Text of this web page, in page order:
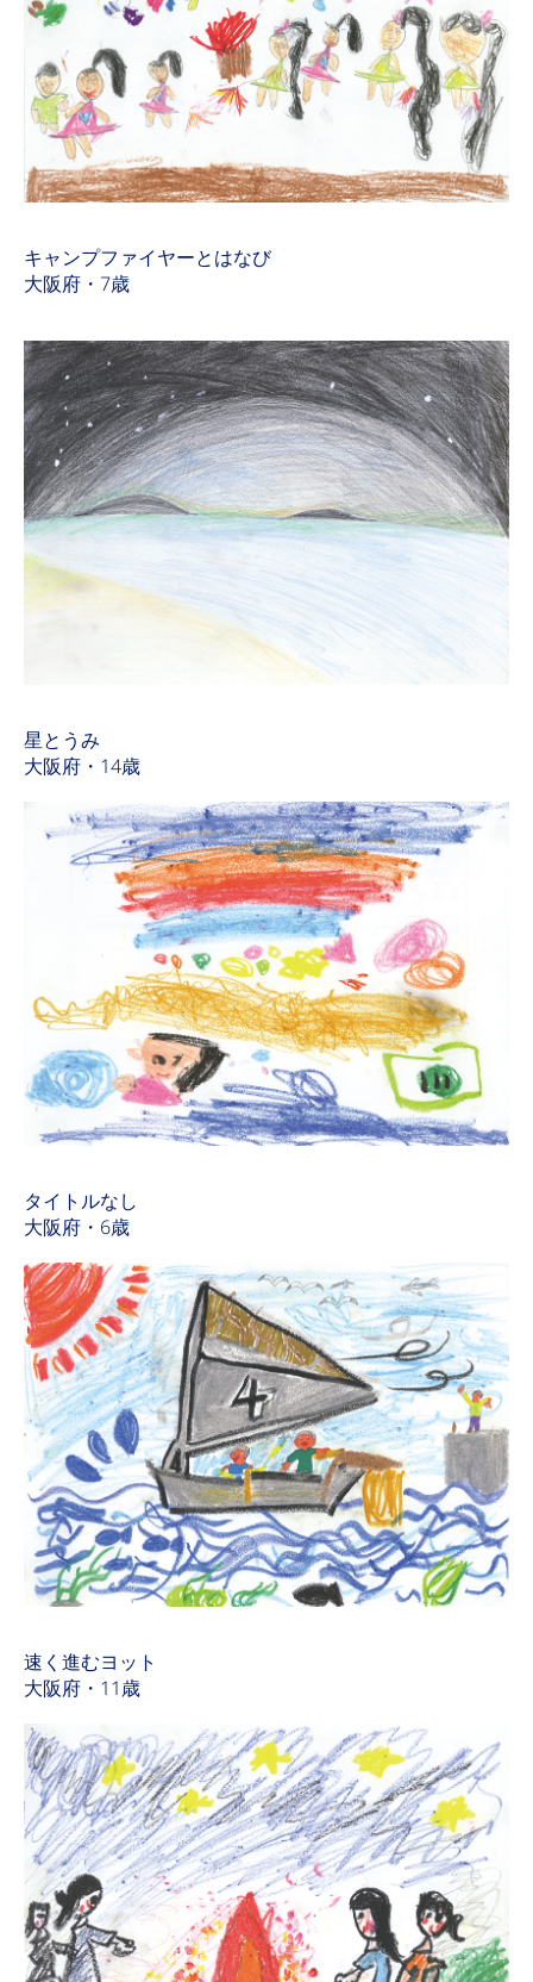
キャンプファイヤーとはなび
大阪府・7歳
星とうみ
大阪府・14歳
タイトルなし
大阪府・6歳
速く進むヨット
大阪府・11歳